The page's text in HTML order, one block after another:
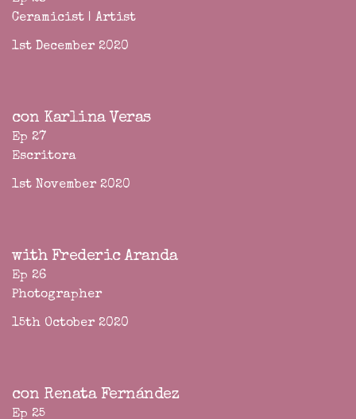
Ceramicist | Artist
1st December 2020
con Karlina Veras
Ep 27
Escritora
1st November 2020
with Frederic Aranda
Ep 26
Photographer
15th October 2020
con Renata Fernández
Ep 25